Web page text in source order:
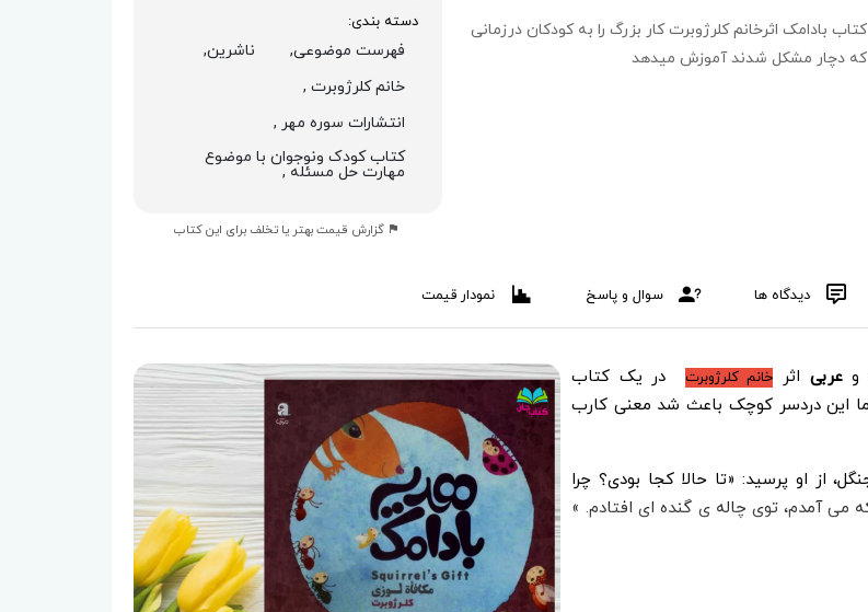
کتاب بادامک اثرخانم کلرژوبرت کار بزرگ را به کودکان درزمانی
که دچار مشکل شدند آموزش میدهد
دسته بندی:
فهرست موضوعی,
ناشرین,
خانم کلرژوبرت ,
انتشارات سوره مهر ,
کتاب کودک ونوجوان با موضوع
مهارت حل مسئله ,
گزارش قیمت بهتر یا تخلف برای این کتاب
دیدگاه ها سوال و پاسخ نمودار قیمت
عربی اثر خانم کلرژوبرت
در یک کتاب
این دردسر کوچک باعث شد معنی کارب
از او پرسید: «تا حالا کجا بودی؟ چرا
می آمدم، توی چاله ی گنده ای افتادم. »